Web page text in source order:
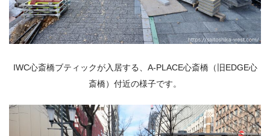
IWC心斎橋ブティックが入居する、A-PLACE心斎橋（旧EDGE心
斎橋）付近の様子です。